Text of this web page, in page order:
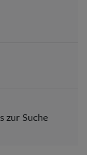
zur Suche